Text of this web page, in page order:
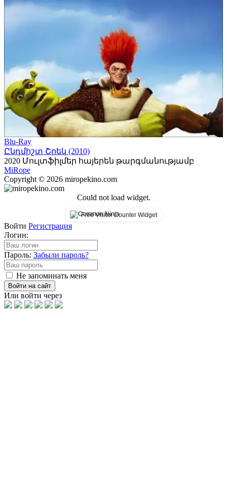
Blu-Ray
Ընդմիշտ Շրեկ (2010)
2020 Մուլտֆիլմեր հայերեն թարգմանությամբ
MiRope
Copyright © 2026 miropekino.com
Could not load widget.
Free Visitor Counter Widget
Войти Регистрация
Логин:
Пароль: Забыли пароль?
Не запоминать меня
Войти на сайт
Или войти через